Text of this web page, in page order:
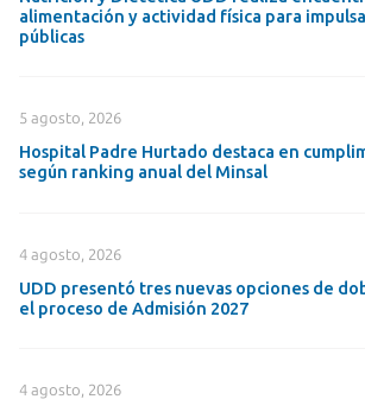
alimentación y actividad física para
públicas
5 agosto, 2026
Hospital Padre Hurtado destaca en
según ranking anual del Minsal
4 agosto, 2026
UDD presentó tres nuevas opciones de
el proceso de Admisión 2027
4 agosto, 2026